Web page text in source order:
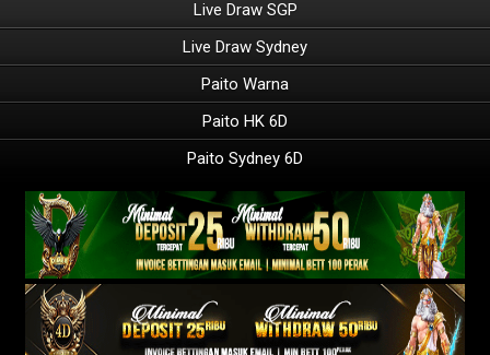
Live Draw SGP
Live Draw Sydney
Paito Warna
Paito HK 6D
Paito Sydney 6D